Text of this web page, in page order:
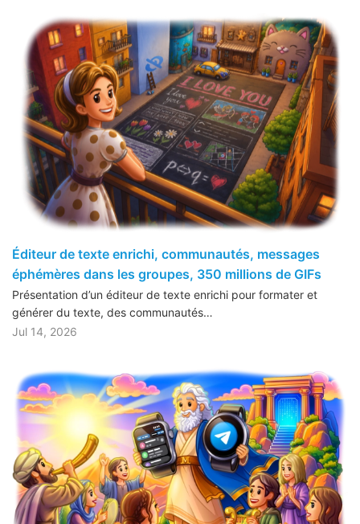
Éditeur de texte enrichi, communautés, messages
éphémères dans les groupes, 350 millions de GIFs
Présentation d’un éditeur de texte enrichi pour formater et
générer du texte, des communautés…
Jul 14, 2026